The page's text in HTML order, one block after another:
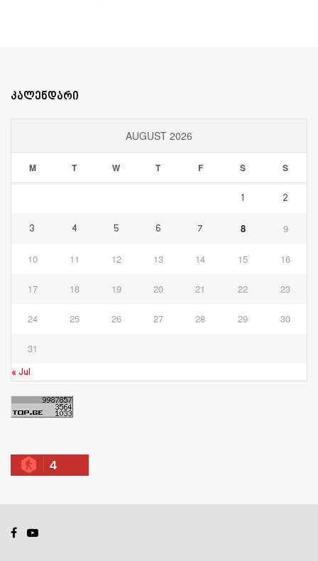
კალენდარი
AUGUST 2026
M T W T F S S
1 2
3 4 5 6 7 8 9
10 11 12 13 14 15 16
17 18 19 20 21 22 23
24 25 26 27 28 29 30
31
« Jul
4